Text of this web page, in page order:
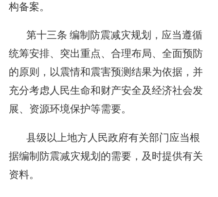
构备案。
第十三条 编制防震减灾规划，应当遵循
统筹安排、突出重点、合理布局、全面预防
的原则，以震情和震害预测结果为依据，并
充分考虑人民生命和财产安全及经济社会发
展、资源环境保护等需要。
县级以上地方人民政府有关部门应当根
据编制防震减灾规划的需要，及时提供有关
资料。